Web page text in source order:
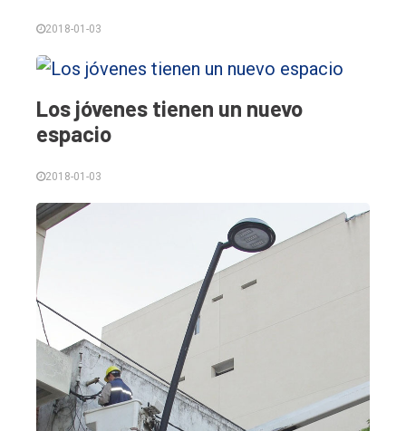
2018-01-03
Los jóvenes tienen un nuevo
espacio
2018-01-03